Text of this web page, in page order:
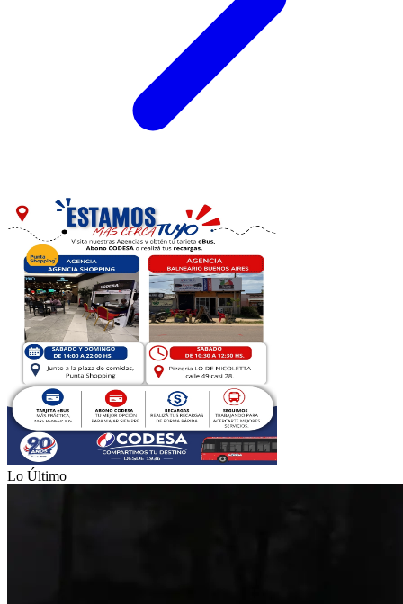
Lo Último